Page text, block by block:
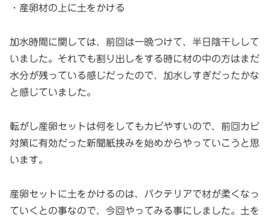
・産卵材の上に土をかける
加水時間に関しては、前回は一晩つけて、半日陰干しして
いました。それでも割り出しをする時に材の中の方はまだ
水分が残っている感じだったので、加水しすぎだったかな
と感じていました。
転がし産卵セットは何をしてもカビやすいので、前回カビ
対策に有効だった新聞紙挟みを始めからやっていこうと思
います。
産卵セットに土をかけるのは、バクテリアで材が柔くなっ
ていくとの事なので、今回やってみる事にしました。土を